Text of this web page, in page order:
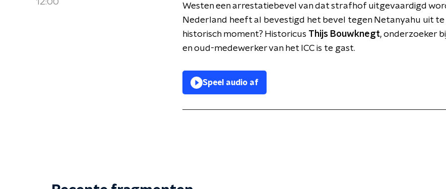
12:00
Westen een arrestatiebevel van dat strafhof uitgevaardigd
Nederland heeft al bevestigd het bevel tegen Netanyahu uit te
historisch moment? Historicus Thijs Bouwknegt, onderzoeker
en oud-medewerker van het ICC is te gast.
Speel audio af